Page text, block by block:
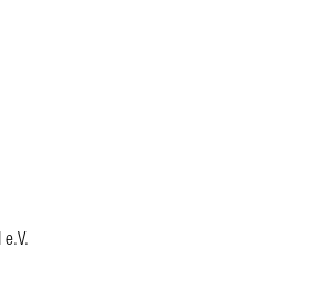
e.V.